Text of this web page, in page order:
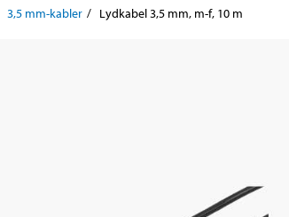
3,5 mm-kabler Lydkabel 3,5 mm, m-f, 10 m